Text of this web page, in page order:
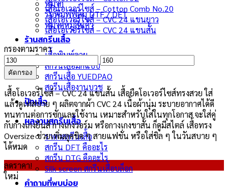
หมวก
รับพิมพ์ฟิล์ม DTF / DFT
หมวดหมู่สินค้า
ร้านสกรีนเสื้อ
เสื้อพิมพ์ลาย
สกรีนเสื้อมีกี่แบบ
สกรีนเสื้อ YUEDPAO
สกรีนเสื้องานบวช
ปักเสื้อ
ผลงานสกรีนเสื้อ
ราคาสกรีนเสื้อ
สกรีน DFT คืออะไร
สกรีน DTG คืออะไร
Silk screen สกรีนเสื้อบล็อก
คำถามที่พบบ่อย
เสื้อโอเวอร์ไซส์ – Cotton Comb No.20
เสื้อโอเวอร์ไซส์ – CVC 24 แขนยาว
เสื้อโอเวอร์ไซส์ – CVC 24 แขนสั้น
กรองตามราคา
ราคา
ต่ำ
สุด
ราคา
สูงสุด
คัดกรอง
เสื้อโอเวอร์ไซส์ – CVC 24 แขนสั้น เสื้อยืดโอเวอร์ไซส์ทรงสวย ใส่
แล้วดูเท่สบาย ๆ ผลิตจากผ้า CVC 24 เนื้อผ้านุ่ม ระบายอากาศได้ดี
ทนทานต่อการซักและใช้งาน เหมาะสำหรับใส่ในทุกโอกาส จะใส่คู่
กับกางเกงยีนส์ กางเกงวอร์ม หรือกางเกงขาสั้น ก็ดูมีสไตล์ เสื้อทรง
Oversize ช่วยเพิ่มลุคชิค ๆ สายแฟชั่น หรือใส่ชิล ๆ ในวันสบาย ๆ
ได้หมด
ลดราคา!
ใหม่